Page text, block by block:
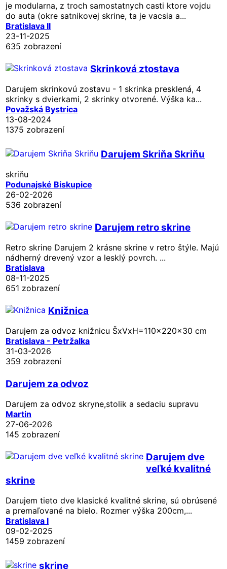
je modularna, z troch samostatnych casti ktore vojdu
do auta (okre satnikovej skrine, ta je vacsia a...
Bratislava II
23-11-2025
635 zobrazení
Skrinková ztostava
Darujem skrinkovú zostavu - 1 skrinka presklená, 4
skrinky s dvierkami, 2 skrinky otvorené. Výška ka...
Považská Bystrica
13-08-2024
1375 zobrazení
Darujem Skriňa Skriňu
skriňu
Podunajské Biskupice
26-02-2026
536 zobrazení
Darujem retro skrine
Retro skrine Darujem 2 krásne skrine v retro štýle. Majú
nádherný drevený vzor a lesklý povrch. ...
Bratislava
08-11-2025
651 zobrazení
Knižnica
Darujem za odvoz knižnicu ŠxVxH=110x220x30 cm
Bratislava - Petržalka
31-03-2026
359 zobrazení
Darujem za odvoz
Darujem za odvoz skryne,stolik a sedaciu supravu
Martin
27-06-2026
145 zobrazení
Darujem dve
veľké kvalitné
skrine
Darujem tieto dve klasické kvalitné skrine, sú obrúsené
a premaľované na bielo. Rozmer výška 200cm,...
Bratislava I
09-02-2025
1459 zobrazení
skrine